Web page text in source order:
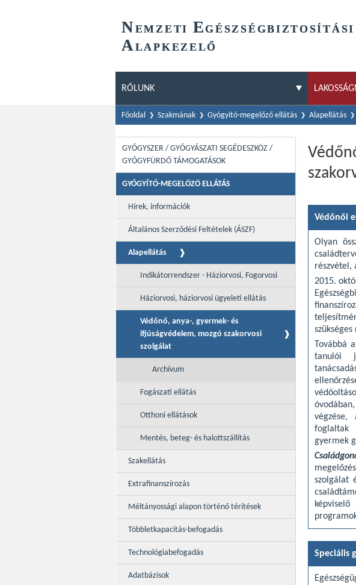
NEMZETI EGÉSZSÉGBIZTOSÍTÁSI
ALAPKEZELŐ
RÓLUNK
Főoldal Szakmának Gyógyító-megelőző ellátás Alapellátás
GYÓGYSZER / GYÓGYÁSZATI SEGÉDESZKÖZ /
GYÓGYFÜRDŐ TÁMOGATÁSOK
GYÓGYÍTÓ-MEGELŐZŐ ELLÁTÁS
Hírek, információk
Általános Szerződési Feltételek (ÁSZF)
Alapellátás
Indikátorrendszer - Háziorvosi, Fogorvosi
Háziorvosi, háziorvosi ügyeleti ellátás
Védőnő, anya-, gyermek- és
ifjúságvédelem, mozgó szakorvosi
szolgálat
Archívum
Fogászati ellátás
Otthoni ellátások
Mentés, beteg- és halottszállítás
Szakellátás
Extrafinanszírozás
Méltányossági alapon történő térítések
Többletkapacitás-befogadás
Technológiabefogadás
Adatbázisok
Védőnői
Olyan
részvétel,
2015.
Továbbá a
tanulói
foglaltak
gyermek
szolgálat
Speciális